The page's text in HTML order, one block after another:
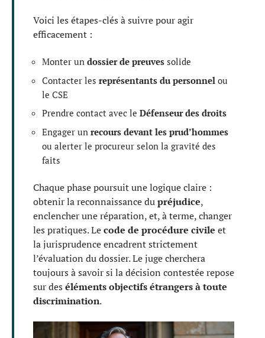
Voici les étapes-clés à suivre pour agir
efficacement :
Monter un dossier de preuves solide
Contacter les représentants du personnel ou
le CSE
Prendre contact avec le Défenseur des droits
Engager un recours devant les prud’hommes
ou alerter le procureur selon la gravité des
faits
Chaque phase poursuit une logique claire :
obtenir la reconnaissance dupréjudice,
enclencher une réparation, et, à terme, changer
les pratiques. Lecode de procédure civile et
la jurisprudence encadrent strictement
l’évaluation du dossier. Le juge cherchera
toujours à savoir si la décision contestée repose
sur des éléments objectifs étrangers à toute
discrimination.